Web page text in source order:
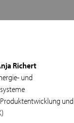
Richert
und
und